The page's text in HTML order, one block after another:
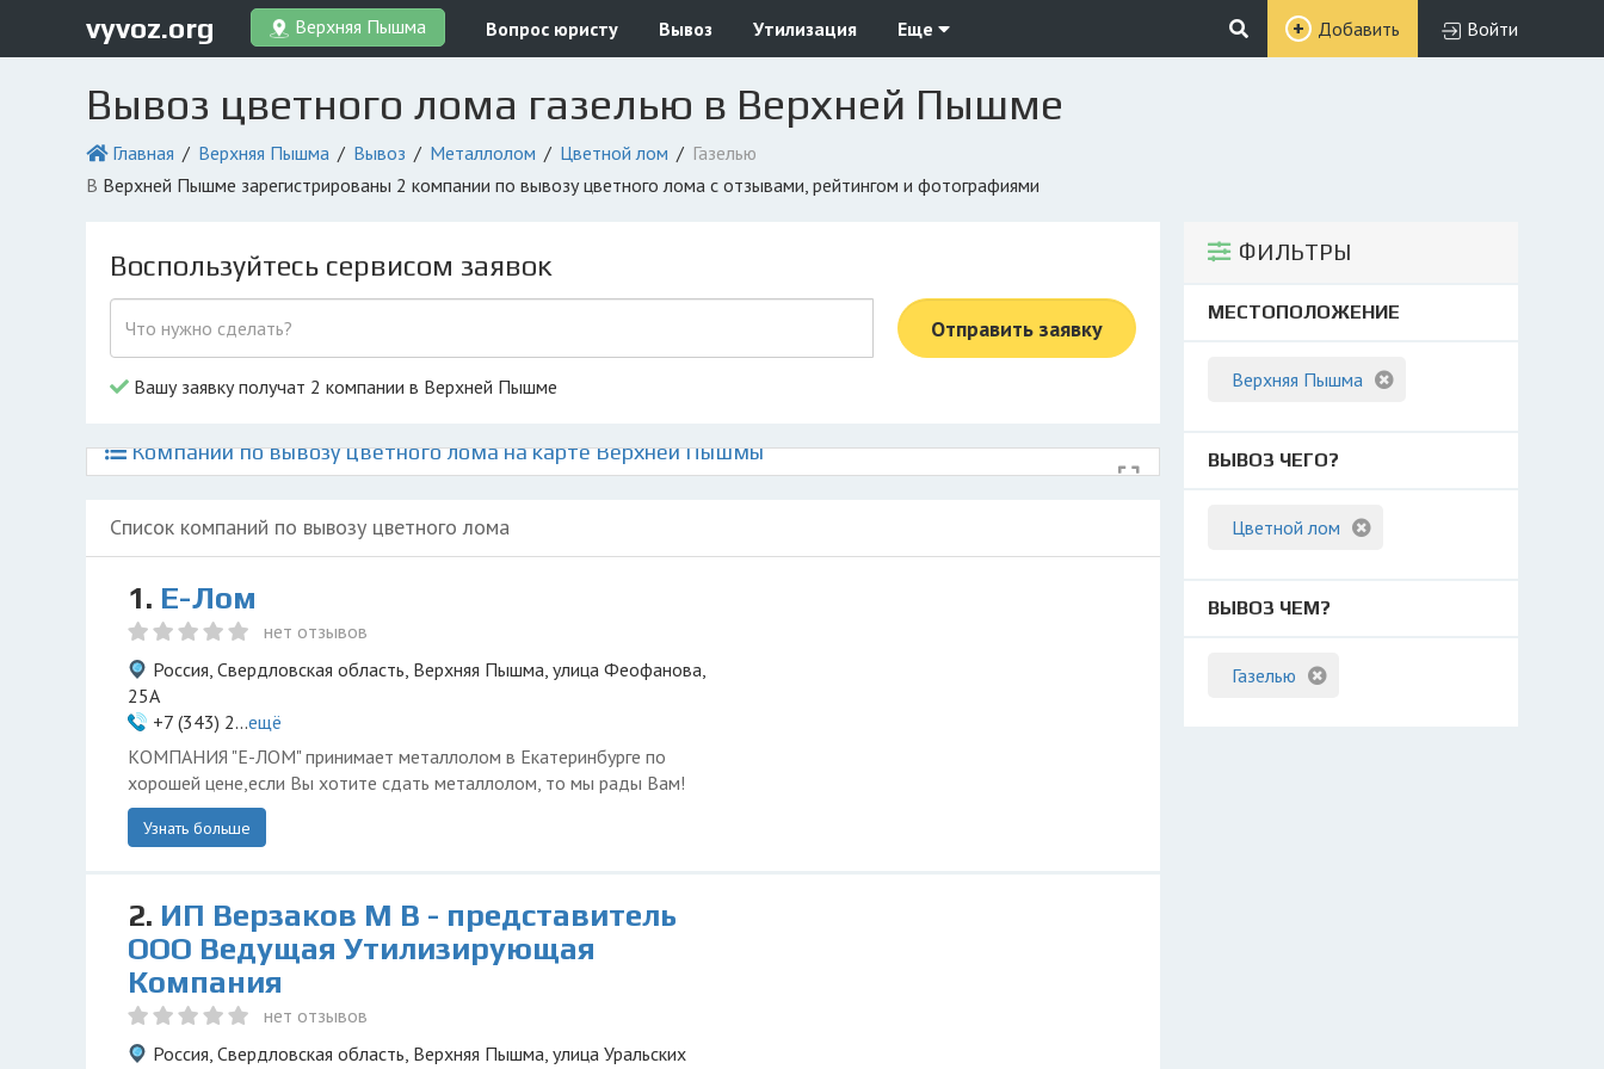
vyvoz.org Верхняя Пышма Вопрос юристу Вывоз Утилизация Еще Добавить Войти
Вывоз цветного лома газелью в Верхней Пышме
Главная Верхняя Пышма Вывоз Металлолом Цветной лом
Газелью
в Верхней Пышме зарегистрированы 2 компании по вывозу цветного лома с отзывами, рейтингом и фотографиями
ФИЛЬТРЫ
МЕСТОПОЛОЖЕНИЕ
Верхняя Пышма
ВЫВОЗ ЧЕГО?
Цветной лом
ВЫВОЗ ЧЕМ?
Газелью
Воспользуйтесь сервисом заявок
Отправить заявку
Вашу заявку получат 2 компании в Верхней Пышме
Компании по вывозу цветного лома на карте Верхней Пышмы
Список компаний по вывозу цветного лома
1. Е-Лом
нет отзывов
Россия, Свердловская область, Верхняя Пышма, улица Феофанова,
25А
+7 (343) 2...ещё
КОМПАНИЯ "Е-ЛОМ" принимает металлолом в Екатеринбурге по
хорошей цене,если Вы хотите сдать металлолом, то мы рады Вам!
Узнать больше
2. ИП Верзаков М В - представитель
ООО Ведущая Утилизирующая
Компания
нет отзывов
Россия, Свердловская область, Верхняя Пышма, улица Уральских